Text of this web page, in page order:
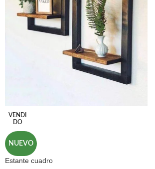
VENDI
DO
NUEVO
Estante cuadro